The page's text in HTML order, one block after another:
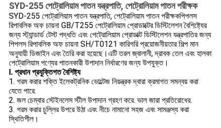
SYD-255 পেট্রোলিয়াম পাতন যন্ত্রপাতি, পেট্রোলিয়াম পাতন পরীক্ষক
SYD-255 পেট্রোলিয়াম পাতন যন্ত্রপাতি, পেট্রোলিয়াম পাতন পরীক্ষকপিপলস
রিপাবলিক অফ চায়না GB/T255 পেট্রোলিয়াম প্রোডাক্টের ডিস্টিলেশন বৈশিষ্ট্যের
জন্য স্ট্যান্ডার্ড টেস্ট পদ্ধতি এবং পেট্রোলিয়াম প্রোডাক্ট ডিস্টিলেশন যন্ত্রপাতির জন্য
পিপলস রিপাবলিক অফ চায়না SH/T0121 কারিগরি প্রয়োজনীয়তার শিল্প মান
অনুযায়ী ডিজাইন এবং তৈরি করা হয়েছে।এটি তরল জ্বালানী, দ্রাবক তেল এবং হালকা
পেট্রোলিয়াম পণ্যের পাতনকারী উপাদান নির্ধারণের জন্য উপযুক্ত।
I. প্রধান প্রযুক্তিগত বৈশিষ্ট্য
1. গরম করার শক্তি ইলেকট্রনিক ভোল্টেজ নিয়ন্ত্রক দ্বারা ক্রমাগত সমন্বয় করা
যেতে পারে.
2. জল চেম্বার স্টেইনলেস স্টীল উপাদান গ্রহণ করে. ভাল জারা প্রতিরোধের.
3. গরম করার চুল্লির উপরে উঠা এবং নীচে নামানো সহজ এবং সামঞ্জস্য করা
স্থিতিশীল।